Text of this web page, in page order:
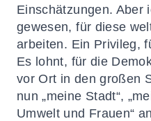
Einschätzungen. Aber
gewesen, für diese
arbeiten. Ein Privileg,
Es lohnt, für die
vor Ort in den großen
nun „meine Stadt“,
Umwelt und Frauen“